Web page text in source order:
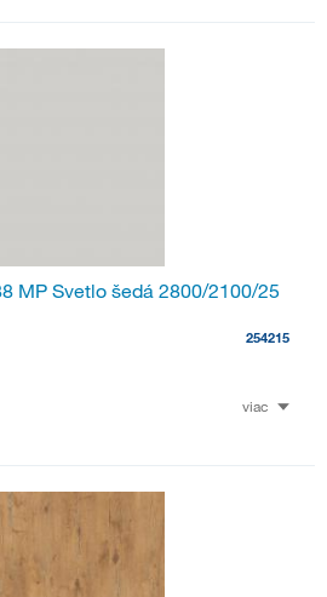
MP Svetlo šedá 2800/2100/25
254215
viac